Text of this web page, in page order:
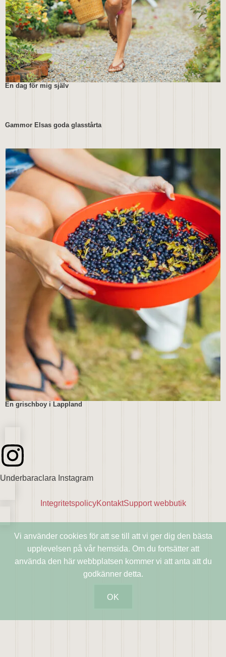
En dag för mig själv
Gammor Elsas goda glasstårta
En grischboy i Lappland
Underbaraclara Instagram
IntegritetspolicyKontaktSupport webbutik
Vi använder cookies för att se till att vi ger dig den bästa
upplevelsen på vår hemsida. Om du fortsätter att
använda den här webbplatsen kommer vi att anta att du
godkänner detta.
OK